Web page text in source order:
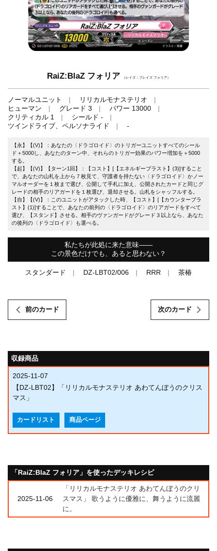
RaiZ:BlaZ フォリア （レイズ：ブレイズ フォリア）
ノーマルユニット
リリカルモナステリオ
ヒューマン
グレード 3
パワー 13000
クリティカル 1
シールド -
ツインドライブ、ペルソナライド
-
【永】【(V)】：あなたの〈ドラゴロイド〉のトリガーユニットすべてのシール
ド＋5000し、あなたのターン中、それらのトリガー効果のパワー増加を＋5000
する。
【起】【(V)】【ターン1回】：【コスト】[【エネルギーブラスト】(3)]すること
で、あなたの山札を上から７枚見て、守護者を持たない〈ドラゴロイド〉かノー
マルオーダーを１枚まで選び、公開して手札に加え、公開されたカードと同じグ
レードの相手のリアガードを１枚選び、退却させる。山札をシャッフルする。
【自】【(V)】：このユニットがアタックした時、【コスト】[【カウンターブラ
スト】(1)]することで、あなたの前列の〈ドラゴロイド〉のリアガードをすべて
選び、【スタンド】させる。相手のヴァンガードがグレード３以上なら、あなた
の後列の〈ドラゴロイド〉も選べる。
私たちが此処に来た意味――
この景色だけでも、あると思わない？
スタンダード DZ-LBT02/006 RRR 茶椿
前のカード 次のカード
収録商品
2025-11-07
【DZ-LBT02】「リリカルモナステリオ あわてんぼうのクリス
マス」
カードリスト 商品ページ
「RaiZ:BlaZ フォリア」を使ったデッキレシピ
2025-11-06
「リリカルモナステリオ あわてんぼうのクリ
スマス」 歌うように優雅に、舞うように流麗
に。